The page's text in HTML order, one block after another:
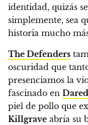
identidad, quizás
simplemente, sea
historia mucho
The Defenders
oscuridad que
presenciamos la
fascinado en
piel de pollo que
Killgrave abría su